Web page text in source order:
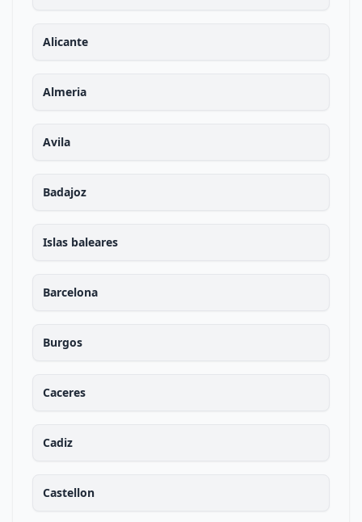
Alicante
Almeria
Avila
Badajoz
Islas baleares
Barcelona
Burgos
Caceres
Cadiz
Castellon